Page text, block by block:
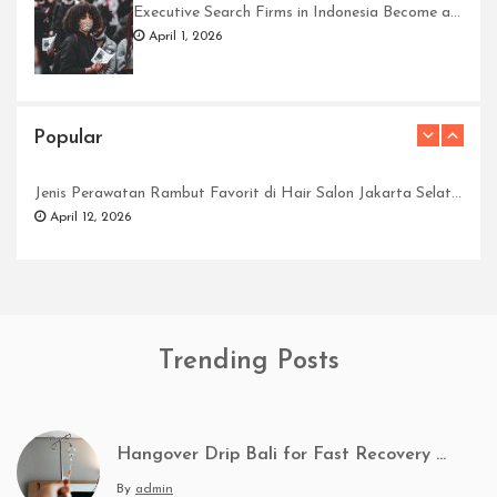
Executive Search Firms in Indonesia Become a Smart Strategy for Recruiting Leaders
April 1, 2026
Hangover Drip Bali for Fast Recovery and Rehydration Therapy
Popular
Jenis Perawatan Rambut Favorit di Hair Salon Jakarta Selatan
April 12, 2026
Tempat Pegadaian Tebet dengan Layanan Lengkap
April 22, 2026
Trending Posts
Hangover Drip Bali for Fast Recovery and Rehydration Therapy
By admin